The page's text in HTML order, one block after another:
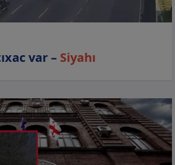
var – Siyahı